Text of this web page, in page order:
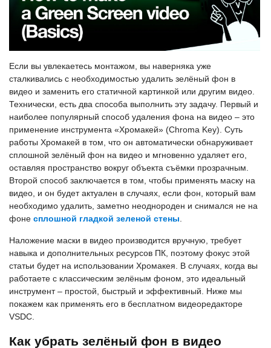
Если вы увлекаетесь монтажом, вы наверняка уже
сталкивались с необходимостью удалить зелёный фон в
видео и заменить его статичной картинкой или другим видео.
Технически, есть два способа выполнить эту задачу. Первый и
наиболее популярный способ удаления фона на видео – это
применение инструмента «Хромакей» (Chroma Key). Суть
работы Хромакей в том, что он автоматически обнаруживает
сплошной зелёный фон на видео и мгновенно удаляет его,
оставляя пространство вокруг объекта съёмки прозрачным.
Второй способ заключается в том, чтобы применять маску на
видео, и он будет актуален в случаях, если фон, который вам
необходимо удалить, заметно неоднороден и снимался не на
фоне сплошной гладкой зеленой стены
Наложение маски в видео производится вручную, требует
навыка и дополнительных ресурсов ПК, поэтому фокус этой
статьи будет на использовании Хромакея. В случаях, когда вы
работаете с классическим зелёным фоном, это идеальный
инструмент – простой, быстрый и эффективный. Ниже мы
покажем как применять его в бесплатном видеоредакторе
VSDC.
Как убрать зелёный фон в видео